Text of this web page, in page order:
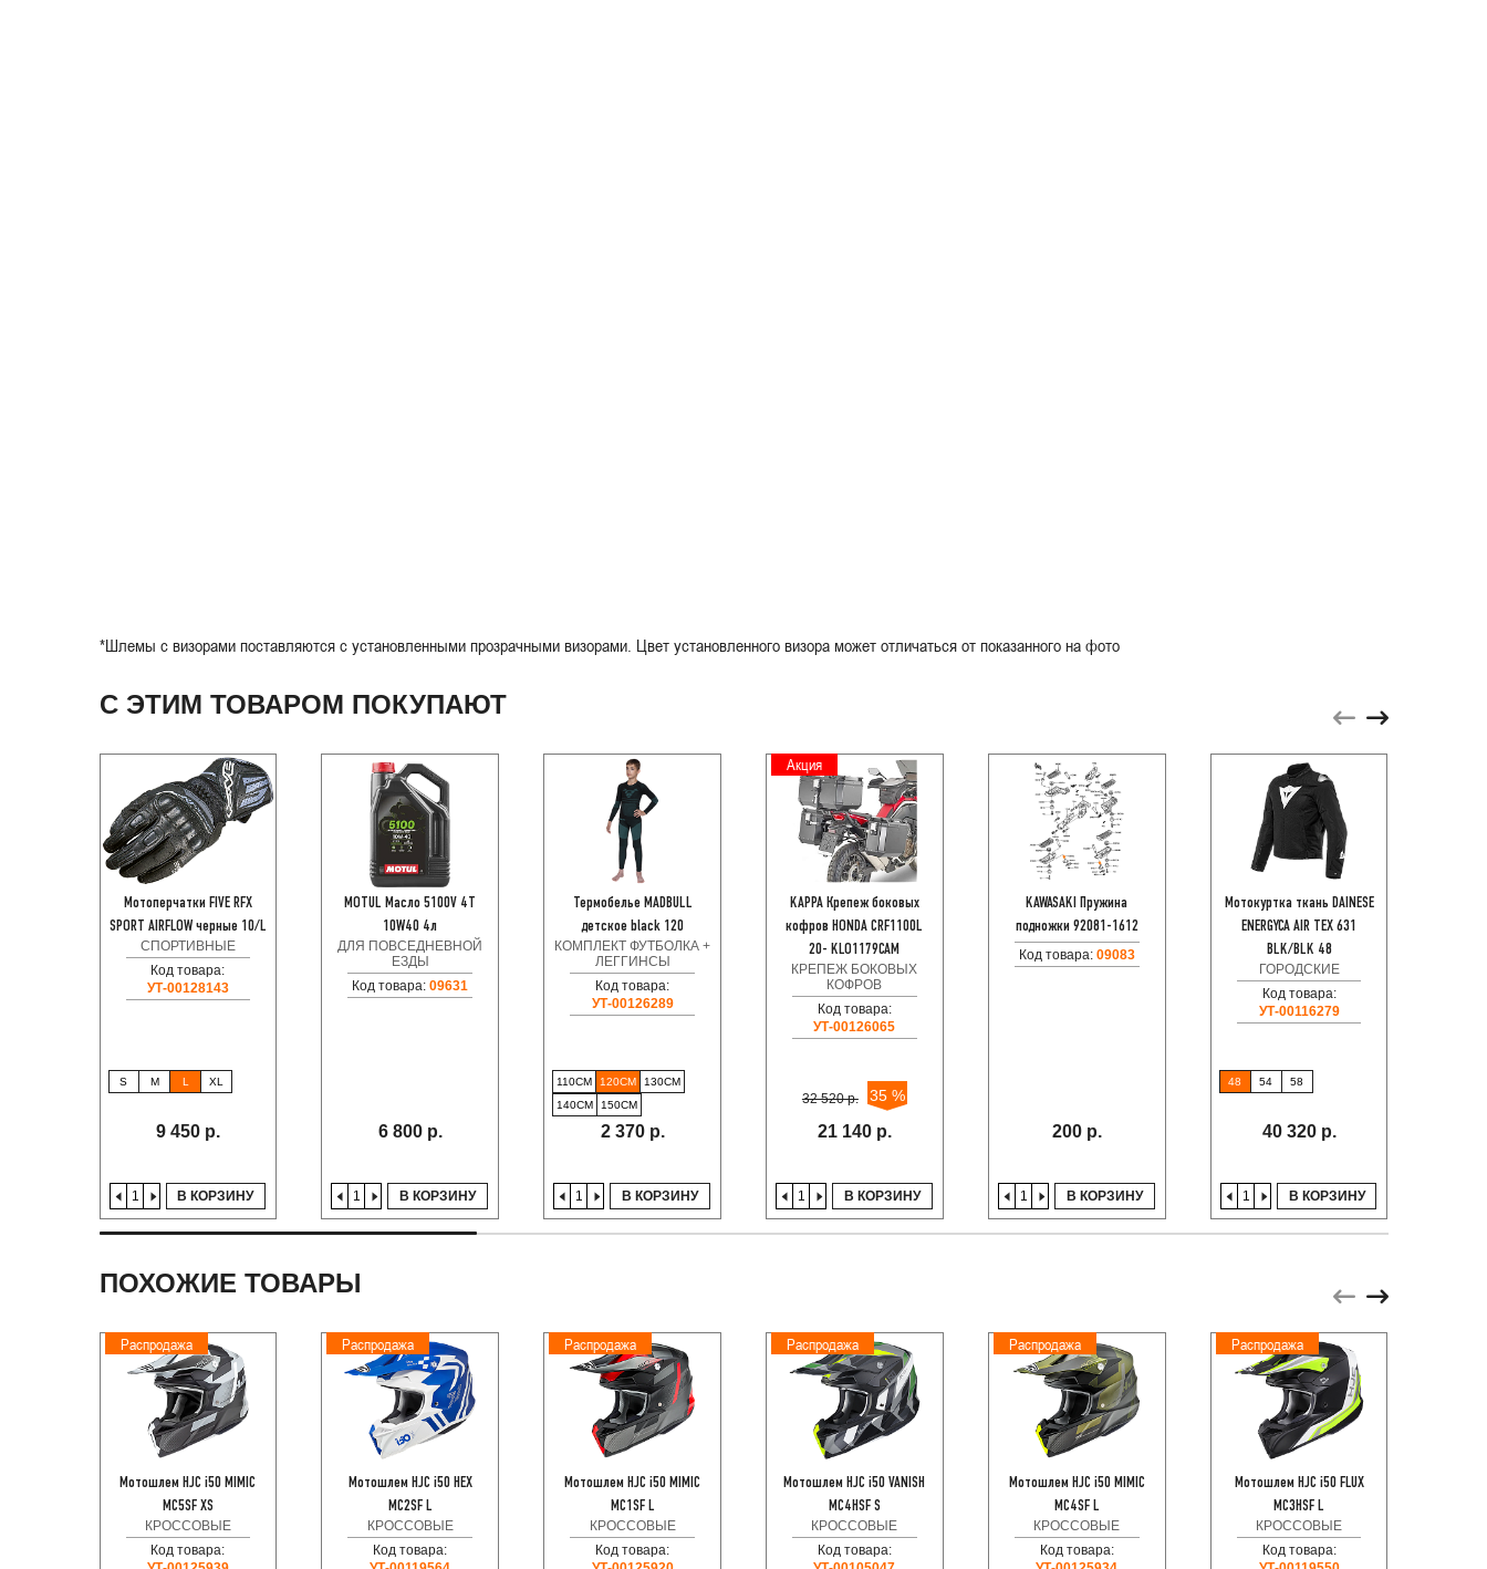
*Шлемы с визорами поставляются с установленными прозрачными визорами. Цвет установленного визора может отличаться от показанного на фото
С ЭТИМ ТОВАРОМ ПОКУПАЮТ
Мотоперчатки FIVE RFX
SPORT AIRFLOW черные 10/L
СПОРТИВНЫЕ
Код товара:
УТ-00128143
S M L XL
9 450 р.
В КОРЗИНУ
MOTUL Масло 5100V 4T
10W40 4л
ДЛЯ ПОВСЕДНЕВНОЙ
ЕЗДЫ
Код товара:09631
6 800 р.
В КОРЗИНУ
Термобелье MADBULL
детское black 120
КОМПЛЕКТ ФУТБОЛКА +
ЛЕГГИНСЫ
Код товара:
УТ-00126289
110СМ 120СМ
130СМ
140СМ
150СМ
2 370 р.
В КОРЗИНУ
Акция
KAPPA Крепеж боковых
кофров HONDA CRF1100L
20- KLO1179CAM
КРЕПЕЖ БОКОВЫХ
КОФРОВ
Код товара:
УТ-00126065
32 520 р. 35 %
21 140 р.
В КОРЗИНУ
KAWASAKI Пружина
подножки 92081-1612
Код товара: 09083
200 р.
В КОРЗИНУ
Мотокуртка ткань DAINESE
ENERGYCA AIR TEX 631
BLK/BLK 48
ГОРОДСКИЕ
Код товара:
УТ-00116279
48 54 58
40 320 р.
В КОРЗИНУ
ПОХОЖИЕ ТОВАРЫ
Распродажа
Мотошлем HJC i50 MIMIC
MC5SF XS
КРОССОВЫЕ
Код товара:
Распродажа
Мотошлем HJC i50 HEX
MC2SF L
КРОССОВЫЕ
Код товара:
Распродажа
Мотошлем HJC i50 MIMIC
MC1SF L
КРОССОВЫЕ
Код товара:
Распродажа
Мотошлем HJC i50 VANISH
MC4HSF S
КРОССОВЫЕ
Код товара:
Распродажа
Мотошлем HJC i50 MIMIC
MC4SF L
КРОССОВЫЕ
Код товара:
Распродажа
Мотошлем HJC i50 FLUX
MC3HSF L
КРОССОВЫЕ
Код товара: